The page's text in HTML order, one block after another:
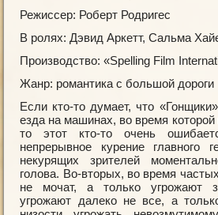
Режиссер: Роберт Родригес
В ролях: Дэвид Аркетт, Сальма
Производство: «Sрelling Film
Жанр: романтика с большой дороги
Если кто-то думает, что
езда на машинах, во время которой
то этот кто-то очень
непрерывное курение главного
некурящих зрителей
голова. Во-вторых, во время
не мочат, а только угрожают
угрожают далеко не все, а